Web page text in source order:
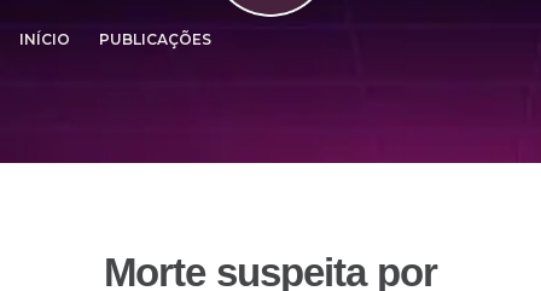
INÍCIO PUBLICAÇÕES
Morte suspeita por